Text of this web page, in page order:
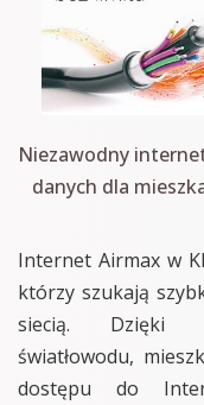
Niezawodny
danych dla
Internet Airmax w
którzy szukają
siecią. Dzięki
światłowodu,
dostępu do